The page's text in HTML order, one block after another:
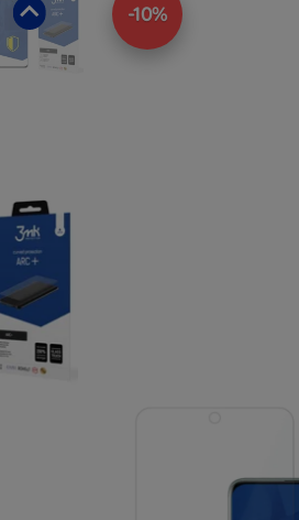
-10%